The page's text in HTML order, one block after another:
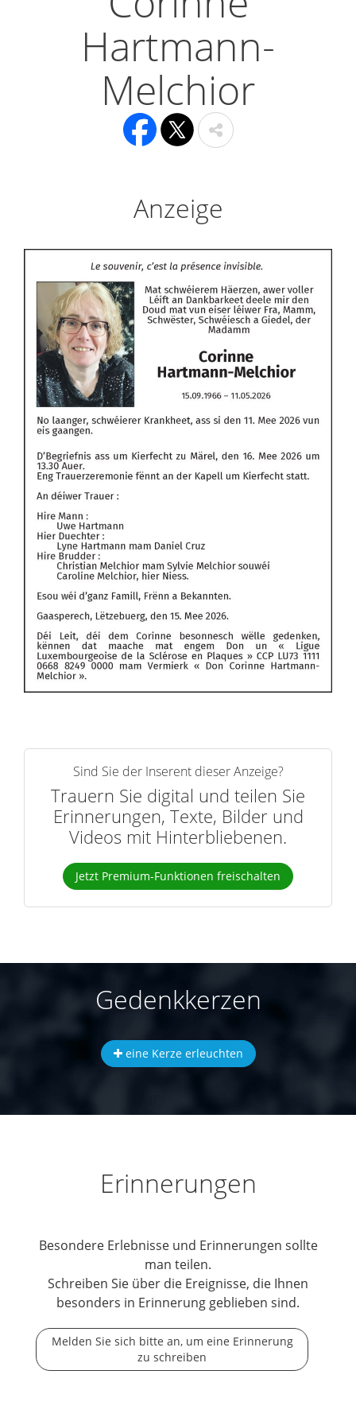
Hartmann-
Melchior
Anzeige
Sind Sie der Inserent dieser Anzeige?
Trauern Sie digital und teilen Sie
Erinnerungen, Texte, Bilder und
Videos mit Hinterbliebenen.
Jetzt Premium-Funktionen freischalten
Gedenkkerzen
eine Kerze erleuchten
Erinnerungen
Besondere Erlebnisse und Erinnerungen sollte
man teilen.
Schreiben Sie über die Ereignisse, die Ihnen
besonders in Erinnerung geblieben sind.
Melden Sie sich bitte an, um eine Erinnerung
zu schreiben